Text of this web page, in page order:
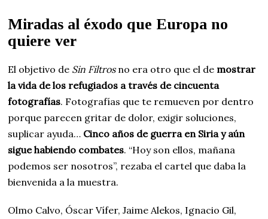
Miradas al éxodo que Europa no
quiere ver
El objetivo de Sin Filtrosno era otro que el de mostrar
la vida de los refugiados a través de cincuenta
fotografías. Fotografías que te remueven por dentro
porque parecen gritar de dolor, exigir soluciones,
suplicar ayuda… Cinco años de guerra en Siria y aún
sigue habiendo combates. “Hoy son ellos, mañana
podemos ser nosotros”, rezaba el cartel que daba la
bienvenida a la muestra.
Olmo Calvo, Óscar Vífer, Jaime Alekos, Ignacio Gil,